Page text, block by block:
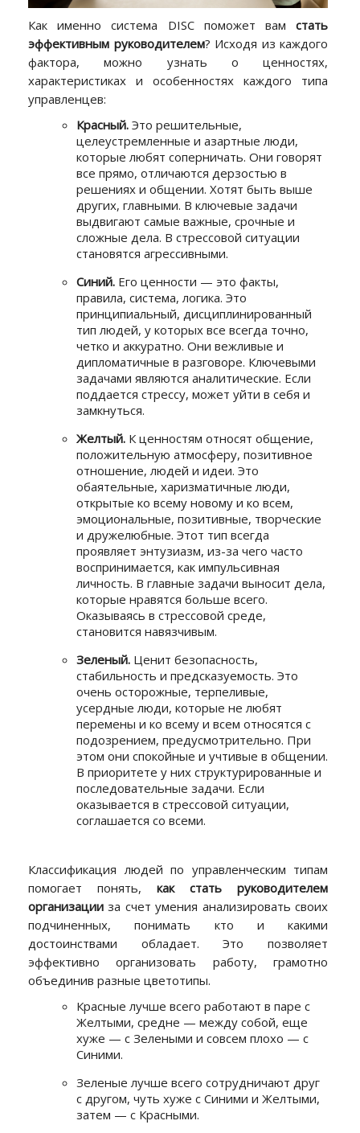
Как именно система DISC поможет вам стать
эффективным руководителем? Исходя из каждого
фактора, можно узнать о ценностях,
характеристиках и особенностях каждого типа
управленцев:
Красный. Это решительные,
целеустремленные и азартные люди,
которые любят соперничать. Они говорят
все прямо, отличаются дерзостью в
решениях и общении. Хотят быть выше
других, главными. В ключевые задачи
выдвигают самые важные, срочные и
сложные дела. В стрессовой ситуации
становятся агрессивными.
Синий. Его ценности — это факты,
правила, система, логика. Это
принципиальный, дисциплинированный
тип людей, у которых все всегда точно,
четко и аккуратно. Они вежливые и
дипломатичные в разговоре. Ключевыми
задачами являются аналитические. Если
поддается стрессу, может уйти в себя и
замкнуться.
Желтый. К ценностям относят общение,
положительную атмосферу, позитивное
отношение, людей и идеи. Это
обаятельные, харизматичные люди,
открытые ко всему новому и ко всем,
эмоциональные, позитивные, творческие
и дружелюбные. Этот тип всегда
проявляет энтузиазм, из-за чего часто
воспринимается, как импульсивная
личность. В главные задачи выносит дела,
которые нравятся больше всего.
Оказываясь в стрессовой среде,
становится навязчивым.
Зеленый. Ценит безопасность,
стабильность и предсказуемость. Это
очень осторожные, терпеливые,
усердные люди, которые не любят
перемены и ко всему и всем относятся с
подозрением, предусмотрительно. При
этом они спокойные и учтивые в общении.
В приоритете у них структурированные и
последовательные задачи. Если
оказывается в стрессовой ситуации,
соглашается со всеми.
Классификация людей по управленческим типам
помогает понять, как стать руководителем
организации за счет умения анализировать своих
подчиненных, понимать кто и какими
достоинствами обладает. Это позволяет
эффективно организовать работу, грамотно
объединив разные цветотипы.
Красные лучше всего работают в паре с
Желтыми, средне — между собой, еще
хуже — с Зелеными и совсем плохо — с
Синими.
Зеленые лучше всего сотрудничают друг
с другом, чуть хуже с Синими и Желтыми,
затем — с Красными.